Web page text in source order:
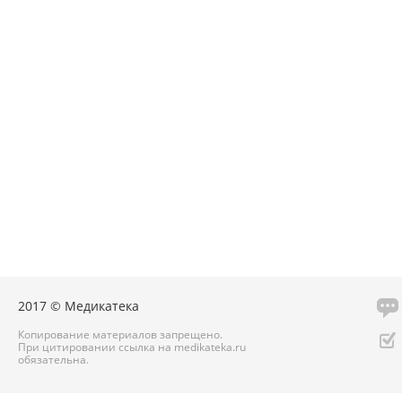
2017 © Медикатека
Копирование материалов запрещено.
При цитировании ссылка на medikateka.ru
обязательна.